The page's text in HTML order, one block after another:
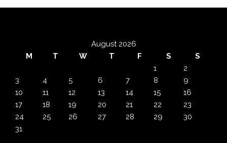
August 2026
M
T W T F S
S
1
2
3
4 5 6 7 8
9
10
11 12 13 14 15
16
17
18 19 20 21 22
23
24
25 26 27 28 29
30
31